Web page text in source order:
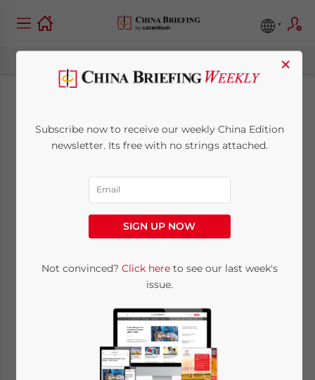
Корпоративные Печати
в Китае: Виды и
Функции
Posted byChina Briefing
5 minutes
Maria Kotova
Translated byDimitri Hedriakov
×
Subscribe now to receive our weekly China Edition
newsletter. Its free with no strings attached.
SIGN UP NOW
Not convinced? Click hereto see our last week's
issue.